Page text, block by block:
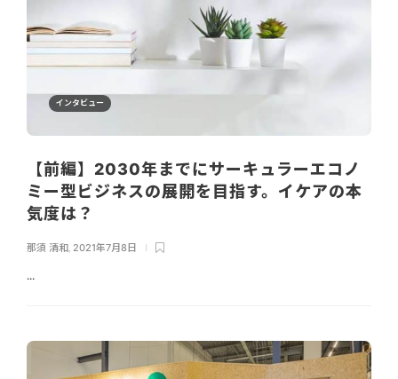
インタビュー
【前編】2030年までにサーキュラーエコノ
ミー型ビジネスの展開を目指す。イケアの本
気度は？
那須 清和 2021年7月8日
...